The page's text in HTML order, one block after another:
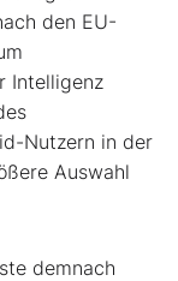
den EU-
Intelligenz
Nutzern in der
Auswahl
demnach